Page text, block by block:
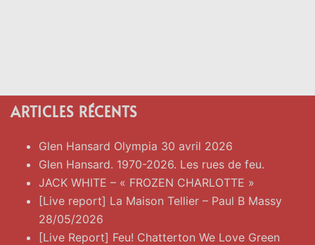
ARTICLES RÉCENTS
Glen Hansard Olympia 30 avril 2026
Glen Hansard. 1970-2026. Les rues de feu.
JACK WHITE – « FROZEN CHARLOTTE »
[Live report] La Maison Tellier – Paul B Massy
28/05/2026
[Live Report] Feu! Chatterton We Love Green